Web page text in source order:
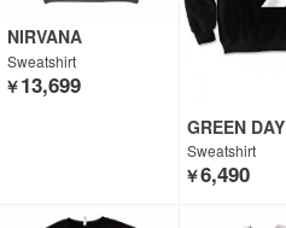
NIRVANA
Sweatshirt
￥13,699
GREEN DAY
Sweatshirt
￥6,490